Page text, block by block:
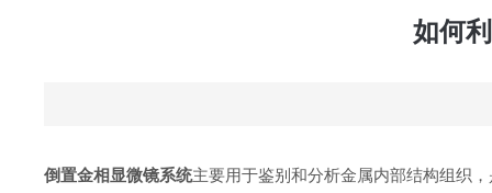
如何
倒置金相显微镜系统主要用于鉴别和分析金属内部结构组织